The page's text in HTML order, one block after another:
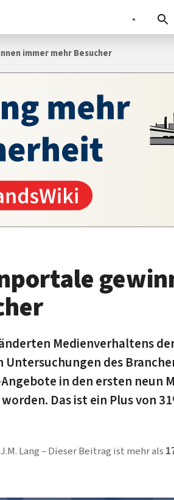
immer mehr Besucher
Medienverhaltens
des
in den ersten neun
Das ist ein Plus von
Lang Dieser Beitrag ist mehr als